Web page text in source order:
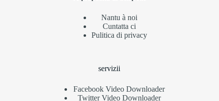
Nantu à noi
Cuntatta ci
Pulitica di privacy
servizii
Facebook Video Downloader
Twitter Video Downloader